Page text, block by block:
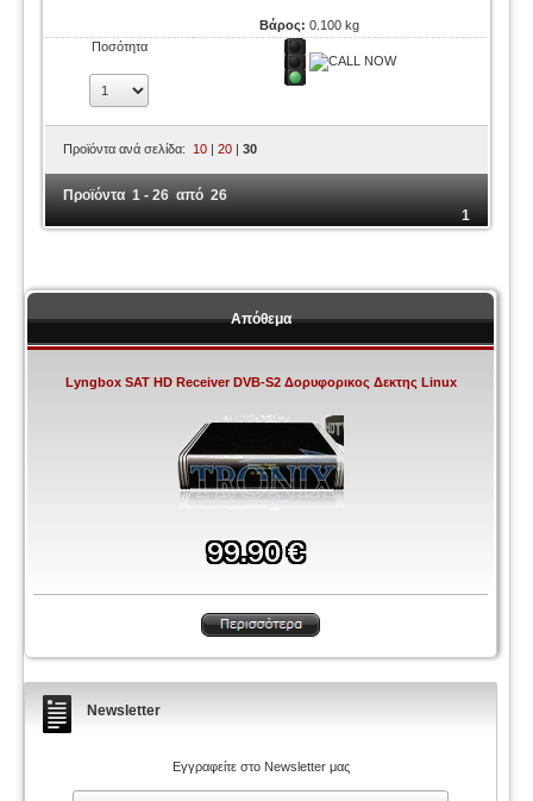
Βάρος:0.100 kg
Ποσότητα
Προϊόντα ανά σελίδα: 10 |20 |30
Προϊόντα 1 - 26 από 26
1
Απόθεμα
Lyngbox SAT HD Receiver DVB-S2 Δορυφορικος Δεκτης Linux
Newsletter
Εγγραφείτε στο Newsletter μας